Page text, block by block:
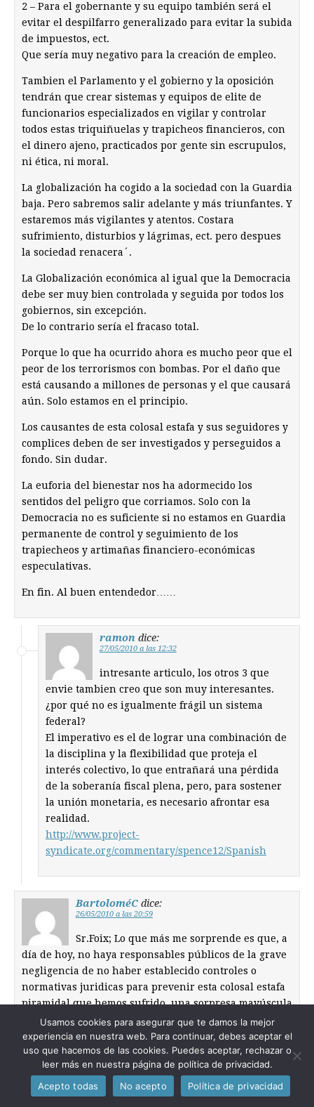
2 – Para el gobernante y su equipo también será el
evitar el despilfarro generalizado para evitar la subida
de impuestos, ect.
Que sería muy negativo para la creación de empleo.
Tambien el Parlamento y el gobierno y la oposición
tendrán que crear sistemas y equipos de elite de
funcionarios especializados en vigilar y controlar
todos estas triquiñuelas y trapicheos financieros, con
el dinero ajeno, practicados por gente sin escrupulos,
ni ética, ni moral.
La globalización ha cogido a la sociedad con la Guardia
baja. Pero sabremos salir adelante y más triunfantes. Y
estaremos más vigilantes y atentos. Costara
sufrimiento, disturbios y lágrimas, ect. pero despues
la sociedad renacera´.
La Globalización económica al igual que la Democracia
debe ser muy bien controlada y seguida por todos los
gobiernos, sin excepción.
De lo contrario sería el fracaso total.
Porque lo que ha ocurrido ahora es mucho peor que el
peor de los terrorismos con bombas. Por el daño que
está causando a millones de personas y el que causará
aún. Solo estamos en el principio.
Los causantes de esta colosal estafa y sus seguidores y
complices deben de ser investigados y perseguidos a
fondo. Sin dudar.
La euforia del bienestar nos ha adormecido los
sentidos del peligro que corriamos. Solo con la
Democracia no es suficiente si no estamos en Guardia
permanente de control y seguimiento de los
trapiecheos y artimañas financiero-económicas
especulativas.
En fin. Al buen entendedor……
ramon dice:
27/05/2010 a las 12:32
intresante articulo, los otros 3 que
envie tambien creo que son muy interesantes.
¿por qué no es igualmente frágil un sistema
federal?
El imperativo es el de lograr una combinación de
la disciplina y la flexibilidad que proteja el
interés colectivo, lo que entrañará una pérdida
de la soberanía fiscal plena, pero, para sostener
la unión monetaria, es necesario afrontar esa
realidad.
http://www.project-
syndicate.org/commentary/spence12/Spanish
BartoloméC dice:
26/05/2010 a las 20:59
Sr.Foix; Lo que más me sorprende es que, a
día de hoy, no haya responsables públicos de la grave
negligencia de no haber establecido controles o
normativas juridicas para prevenir esta colosal estafa
piramidal que hemos sufrido, una sorpresa mayúscula
si tenemos en cuenta que somos uno de los paises con
más leyes del mundo mundial, con un parlamento
dispuesto a legislar hasta sobre el sexo de los ángeles
y unos jueces estrellas capaces de encausar al lucero
del alba por nocturnidad y alevosía, con lo cual
deduzco que no es que no supieramos redactar esas
Usamos cookies para asegurar que te damos la mejor
experiencia en nuestra web. Para continuar, debes aceptar el
uso que hacemos de las cookies. Puedes aceptar, rechazar o
leer más en nuestra página de política de privacidad.
Acepto todas
No acepto Política de privacidad